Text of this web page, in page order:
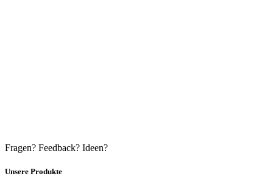
Fragen? Feedback? Ideen?
Unsere Produkte